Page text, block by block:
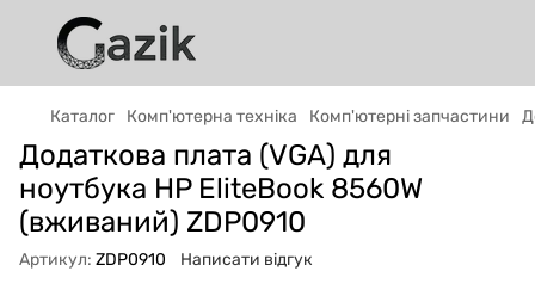
Каталог Комп'ютерна техніка Комп'ютерні запчастини
Додаткова плата (VGA) для
ноутбука HP EliteBook 8560W
(вживаний) ZDP0910
Артикул: ZDP0910 Написати відгук
GAZIKAI
Онлайн · пошук техніки
Привіт! 👋 Я Gazik AI — допоможу
підібрати вживану комп'ютерну техніку.
Що шукаєш?